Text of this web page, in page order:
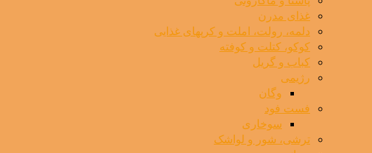
غذای مدرن
دلمه، رولت، املت و کرپهای غذایی
کوکو، کتلت و کوفته
کباب و گریل
رژیمی
وگان
فست فود
سوخاری
ترشی، شور و لواشک